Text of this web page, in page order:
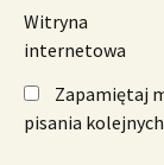
Witryna
internetowa
Zapamiętaj
pisania